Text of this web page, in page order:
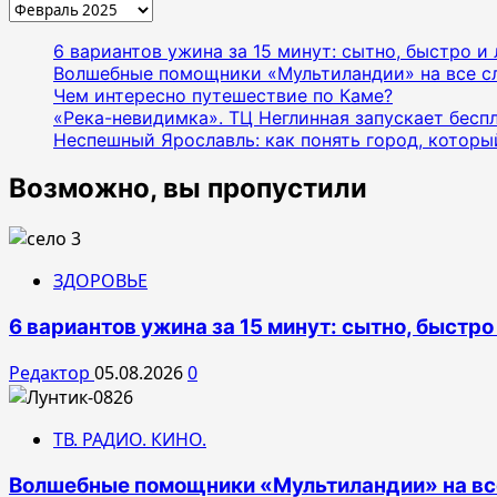
Архивы
6 вариантов ужина за 15 минут: сытно, быстро и
Волшебные помощники «Мультиландии» на все
Чем интересно путешествие по Каме?
«Река-невидимка». ТЦ Неглинная запускает
Неспешный Ярославль: как понять город,
Возможно, вы пропустили
ЗДОРОВЬЕ
6 вариантов ужина за 15 минут: сытно, быстро
Редактор 05.08.20260
ТВ. РАДИО. КИНО.
Волшебные помощники «Мультиландии» на